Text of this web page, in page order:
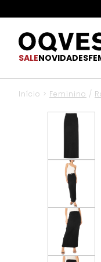
SALENOVIDADES
Início > Feminino /